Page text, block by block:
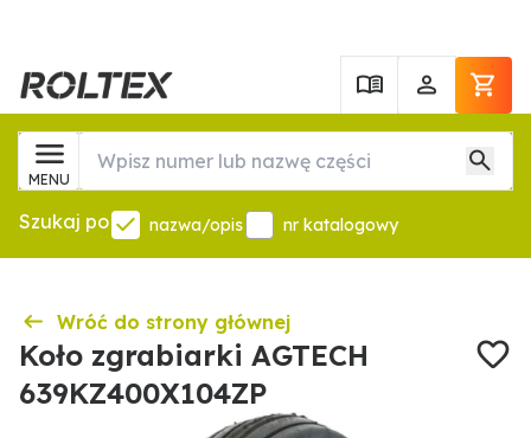
MENU
Szukaj po nazwa/opis nr katalogowy
Wróć do strony głównej
Koło zgrabiarki AGTECH
639KZ400X104ZP